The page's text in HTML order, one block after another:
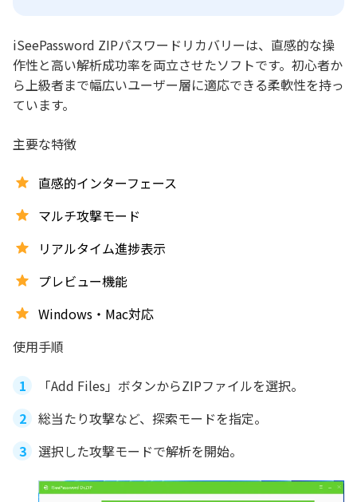
iSeePassword ZIPパスワードリカバリーは、直感的な操
作性と高い解析成功率を両立させたソフトです。初心者か
ら上級者まで幅広いユーザー層に適応できる柔軟性を持っ
ています。
主要な特徴
直感的インターフェース
マルチ攻撃モード
リアルタイム進捗表示
プレビュー機能
Windows・Mac対応
使用手順
「Add Files」ボタンからZIPファイルを選択。
総当たり攻撃など、探索モードを指定。
選択した攻撃モードで解析を開始。